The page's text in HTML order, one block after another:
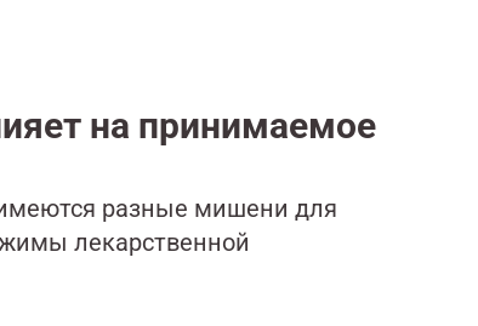
на принимаемое
разные мишени для
лекарственной